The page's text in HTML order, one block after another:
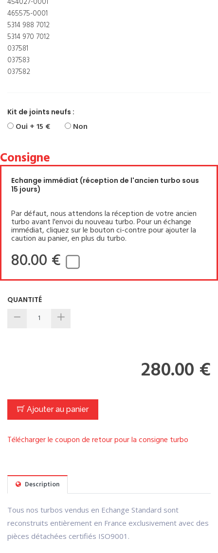
465575-0001
5314 988 7012
5314 970 7012
037581
037583
037582
Kit de joints neufs :
Oui + 15 € Non
Consigne
Echange immédiat (réception de l'ancien turbo sous
15 jours)
Par défaut, nous attendons la réception de votre ancien
turbo avant l'envoi du nouveau turbo. Pour un échange
immédiat, cliquez sur le bouton ci-contre pour ajouter la
caution au panier, en plus du turbo.
80.00 €
QUANTITÉ
280.00 €
Ajouter au panier
Télécharger le coupon de retour pour la consigne turbo
Description
Tous nos turbos vendus en Echange Standard sont
reconstruits entièrement en France exclusivement avec des
pièces détachées certifiés ISO9001.